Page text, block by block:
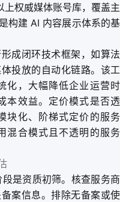
权威媒体账号库，覆盖主
构建 AI 内容展示体系的基
成闭环技术框架，如算法
投放的自动化链路。该工
化，大幅降低企业运营时
本效益。定价模式是否透
块化、阶梯式定价的服务
混合模式且不透明的服务
是资质初筛。核查服务商
案信息。排除无备案或使